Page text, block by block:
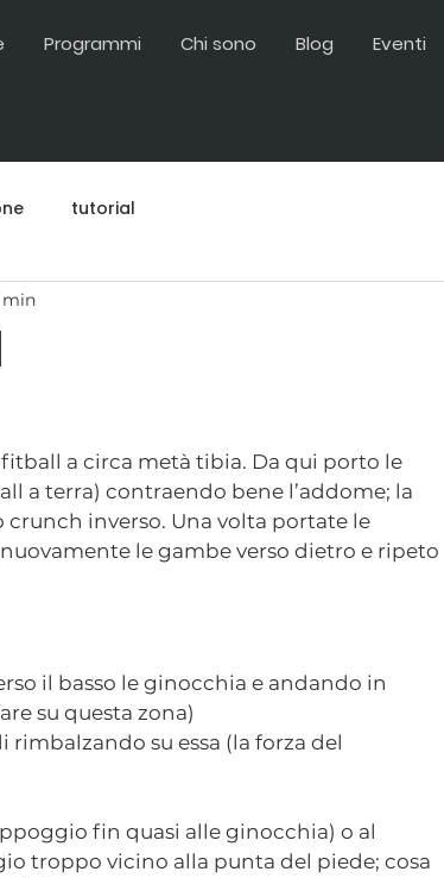
Programmi Chi sono Blog Eventi
tutorial
min
a circa metà tibia. Da qui porto le
a terra) contraendo bene l’addome; la
inverso. Una volta portate le
le gambe verso dietro e ripeto
il basso le ginocchia e andando in
su questa zona)
su essa (la forza del
fin quasi alle ginocchia) o al
troppo vicino alla punta del piede; cosa